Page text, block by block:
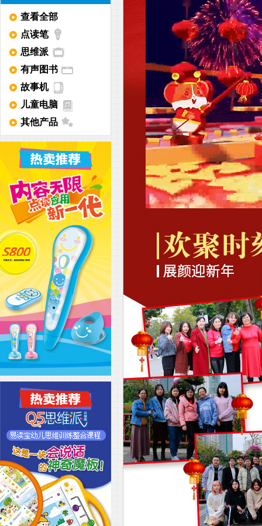
查看全部
点读笔
思维派
有声图书
故事机
儿童电脑
其他产品